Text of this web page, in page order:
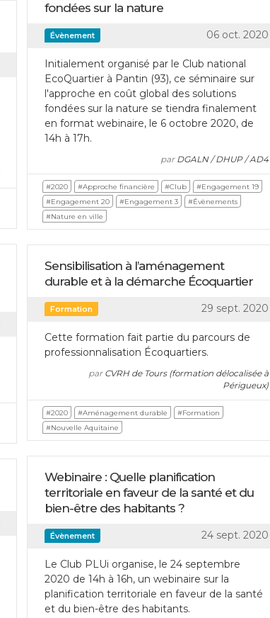
fondées sur la nature
Évènement 06 oct. 2020
Initialement organisé par le Club national
EcoQuartier à Pantin (93), ce séminaire sur
l'approche en coût global des solutions
fondées sur la nature se tiendra finalement
en format webinaire, le 6 octobre 2020, de
14h à 17h.
parDGALN / DHUP / AD4
#2020 #Approche financière #Club
#Engagement 19
#Engagement 20
#Engagement 3
#Évènements
#Nature en ville
Sensibilisation à l’aménagement
durable et à la démarche Écoquartier
Formation 29 sept. 2020
Cette formation fait partie du parcours de
professionnalisation Écoquartiers.
parCVRH de Tours (formation délocalisée à
Périgueux)
#2020 #Aménagement durable
#Formation
#Nouvelle Aquitaine
Webinaire : Quelle planification
territoriale en faveur de la santé et du
bien-être des habitants ?
Évènement 24 sept. 2020
Le Club PLUi organise, le 24 septembre
2020 de 14h à 16h, un webinaire sur la
planification territoriale en faveur de la santé
et du bien-être des habitants.